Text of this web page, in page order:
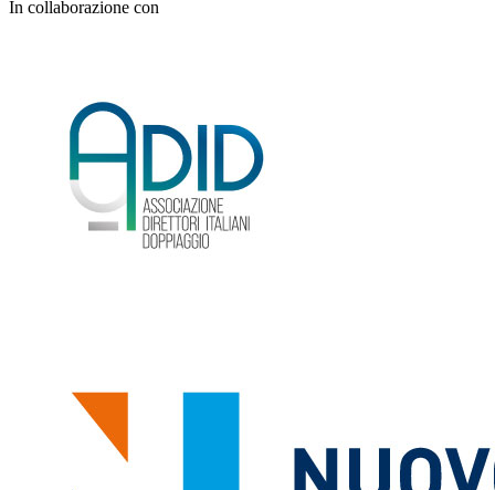
In collaborazione con